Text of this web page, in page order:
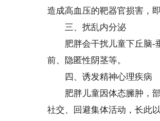
造成高血压的靶器官损害，
三、扰乱内分泌
肥胖会干扰儿童下丘脑-垂
前、隐匿性阴茎等。
四、诱发精神心理疾病
肥胖儿童因体态臃肿，部
社交、回避集体活动，长此